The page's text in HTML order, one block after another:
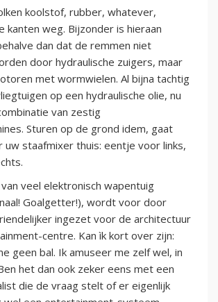
koolstof, rubber, whatever,
kanten weg. Bijzonder is hieraan
dan dat de remmen niet
door hydraulische zuigers, maar
met wormwielen. Al bijna tachtig
op een hydraulische olie, nu
van zestig
Sturen op de grond idem, gaat
staafmixer thuis: eentje voor links,
veel elektronisch wapentuig
Goalgetter!), wordt voor door
ingezet voor de architectuur
centre. Kan ìk kort over zijn:
geen bal. Ik amuseer me zelf wel, in
het dan ook zeker eens met een
die de vraag stelt of er eigenlijk